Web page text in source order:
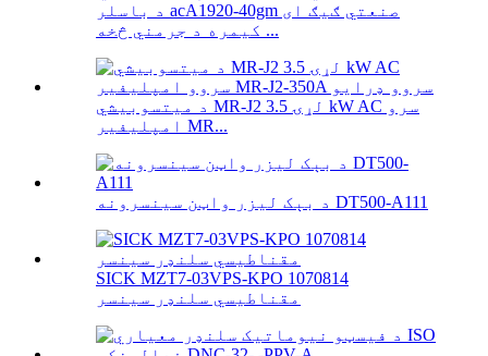
د باسلر acA1920-40gm صنعتي ګیګ ای
کیمره د جرمني څخه ...
د میتسوبیشي MR-J2 لړۍ 3.5 kW AC سرو
امپلیفیر MR...
د بېک لیزر واټن سینسرونه DT500-A111
SICK MZT7-03VPS-KPO 1070814
مقناطیسي سلنډر سینسر